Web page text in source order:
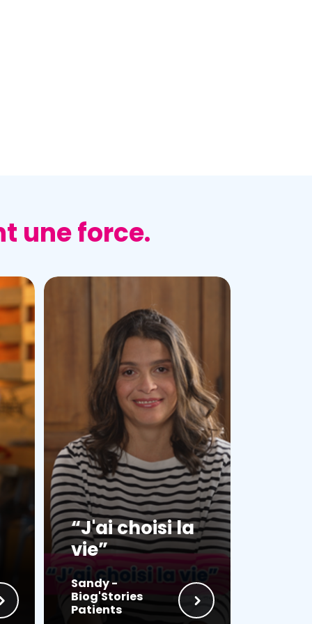
une force.
J'ai choisi la
vie
Sandy -
Biog'Stories
Patients